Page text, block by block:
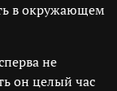
в окружающем
не
он целый час